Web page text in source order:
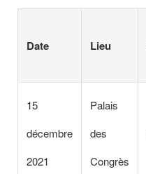
Date Lieu
15
décembre
2021
Palais
des
Congrès